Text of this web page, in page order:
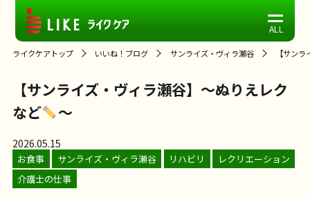
ライクケアトップ いいね！ブログ サンライズ・ヴィラ瀬谷 【サン
【サンライズ・ヴィラ瀬谷】～ぬりえレク
など
～
2026.05.15
お食事 サンライズ・ヴィラ瀬谷 リハビリ
レクリエーション
介護士の仕事